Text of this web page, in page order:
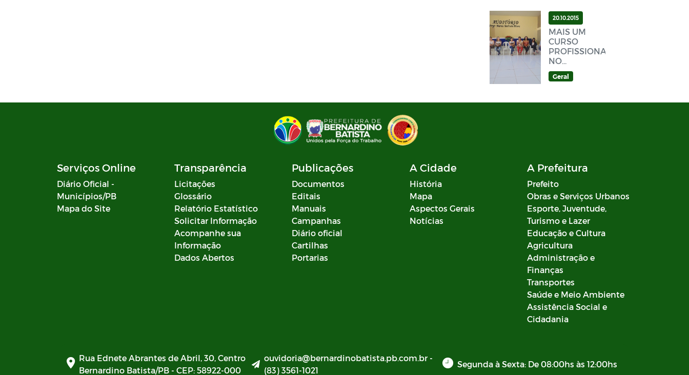
Covid-19
neste sábado
(22/01)
20.10.2015
MAIS UM
CURSO
PROFISSIONALIZANTE
NO
MUNICÍPIO
Geral
Serviços Online
Diário Oficial -
Municípios/PB
Mapa do Site
Transparência
Licitações
Glossário
Relatório Estatístico
Solicitar Informação
Acompanhe sua
Informação
Dados Abertos
Publicações
Documentos
Editais
Manuais
Campanhas
Diário oficial
Cartilhas
Portarias
A Cidade
História
Mapa
Aspectos Gerais
Notícias
A Prefeitura
Prefeito
Obras e Serviços Urbanos
Esporte, Juventude,
Turismo e Lazer
Educação e Cultura
Agricultura
Administração e
Finanças
Transportes
Saúde e Meio Ambiente
Assistência Social e
Cidadania
Rua Ednete Abrantes de Abril, 30, Centro
Bernardino Batista/PB - CEP: 58922-000
ouvidoria@bernardinobatista.pb.com.br -
(83) 3561-1021
Segunda à Sexta: De 08:00hs às 12:00hs